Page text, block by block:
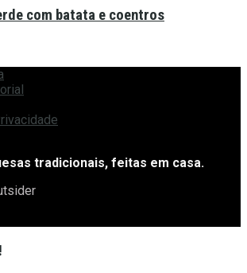
com batata e coentros
tradicionais, feitas em casa.